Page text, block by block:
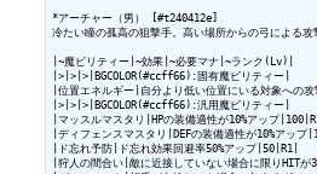
*アーチャー（男） [#t240412e]
冷たい瞳の孤高の狙撃手。高い場所からの弓による攻
|~魔ビリティー|~効果|~必要マナ|~ランク(Lv)|
|>|>|>|BGCOLOR(#ccff66):固有魔ビリティー|
|位置エネルギー|自分より低い位置にいる対象への
|>|>|>|BGCOLOR(#ccff66):汎用魔ビリティー|
|マッスルマスタリ|HPの装備適性が10%アップ
|ディフェンスマスタリ|DEFの装備適性が10%アップ
|ド忘れ予防|ド忘れ効果回避率50%アップ|50|R1|
|狩人の間合い|敵に近接していない場合に限りHIT